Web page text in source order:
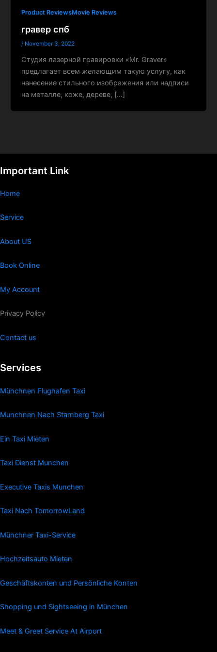
Product ReviewsMovie Reviews
гравер спб
/ November 3, 2022
Студия лазерной гравировки «Mr. Graver»
предлагает всем желающим такую услугу, как
нанесение стильного изображения или надписи
на металле, коже, дереве, […]
Important Link
Home
Service
About US
Book Online
My Account
Privacy Policy
Contact us
Services
Münchnen Flughafen Taxi
Munchnen Nach Starnberg Taxi
Ein Taxi Mieten
Taxi Dienst Munchen
Executive Taxis Munchen
Taxi Nach TomorrowLand
Münchner Taxi-Service
Hochzeitsauto Mieten
Geschäftskonten und Persönliche Konten
Shopping und Sightseeing in München
Meet & Greet Service At Airport